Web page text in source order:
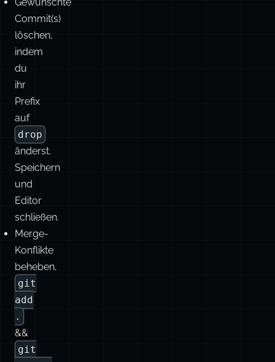
du
ihr
Prefix
auf
drop
änderst.
Speichern
und
Editor
schließen.
Merge-
Konflikte
beheben,
git
add
.
&&
git
rebase
-
-
continue